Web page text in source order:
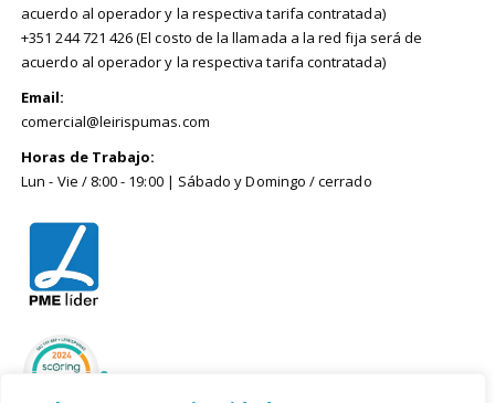
acuerdo al operador y la respectiva tarifa contratada)
+351 244 721 426 (El costo de la llamada a la red fija será de
acuerdo al operador y la respectiva tarifa contratada)
Email:
comercial@leirispumas.com
Horas de Trabajo:
Lun - Vie / 8:00 - 19:00 | Sábado y Domingo / cerrado